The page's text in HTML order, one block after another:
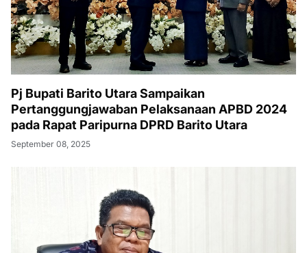
Pj Bupati Barito Utara Sampaikan
Pertanggungjawaban Pelaksanaan APBD 2024
pada Rapat Paripurna DPRD Barito Utara
September 08, 2025